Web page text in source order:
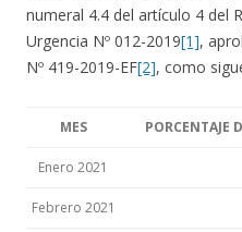
numeral 4.4 del artículo 4 del
Urgencia Nº 012-2019[1],
Nº 419-2019-EF[2], como
MES PORCENTAJE
Enero 2021
Febrero 2021